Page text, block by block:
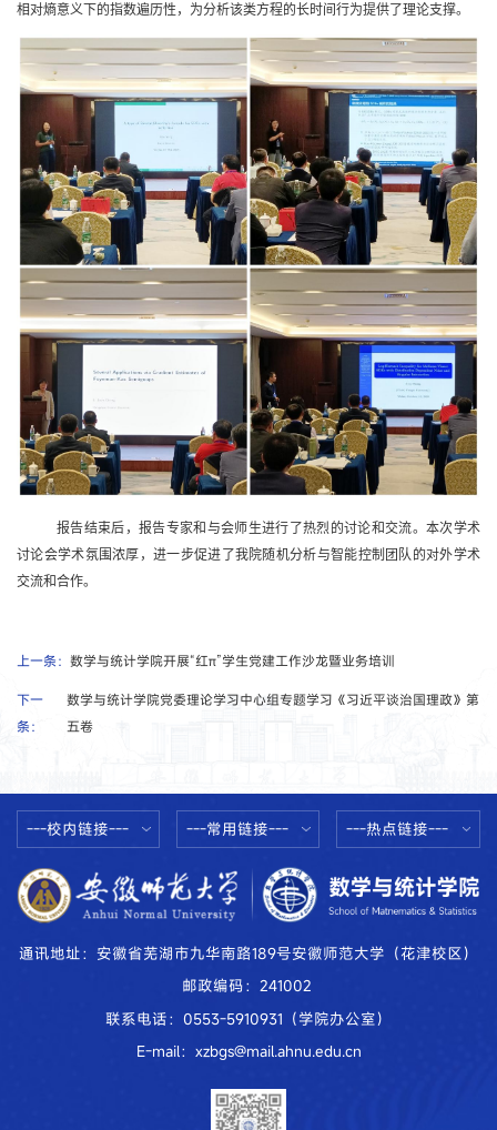
相对熵意义下的指数遍历性，为分析该类方程的长时间行为提供了理论支撑。
报告结束后，报告专家和与会师生进行了热烈的讨论和交流。本次学术
讨论会学术氛围浓厚，进一步促进了我院随机分析与智能控制团队的对外学术
交流和合作。
上一条： 数学与统计学院开展“红π”学生党建工作沙龙暨业务培训
下一
条：
数学与统计学院党委理论学习中心组专题学习《习近平谈治国理政》第
五卷
---校内链接--- ---常用链接--- ---热点链接---
通讯地址：安徽省芜湖市九华南路189号安徽师范大学（花津校区）
邮政编码：241002
联系电话：0553-5910931（学院办公室）
E-mail：xzbgs@mail.ahnu.edu.cn